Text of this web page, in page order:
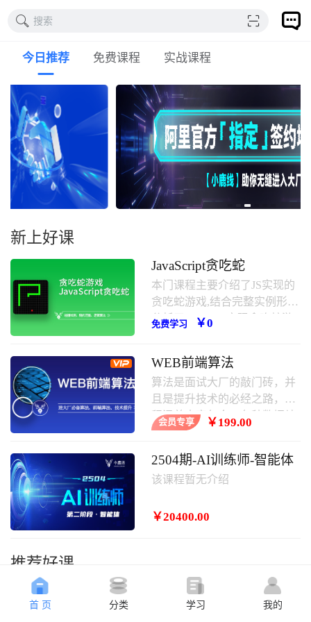
搜索
今日推荐 免费课程 实战课程
新上好课
JavaScript贪吃蛇
本门课程主要介绍了JS实现的
贪吃蛇游戏,结合完整实例形式
分析了javascript实现贪吃蛇游
下。
免费学习 ￥0
WEB前端算法
算法是面试大厂的敲门砖，并
且是提升技术的必经之路，课
程涵盖内容包含：各种数据结
构，常用算法，其中涵盖大厂
会员专享 ￥199.00
2504期-AI训练师-智能体
该课程暂无介绍
￥20400.00
推荐好课
首 页 分类 学习 我的